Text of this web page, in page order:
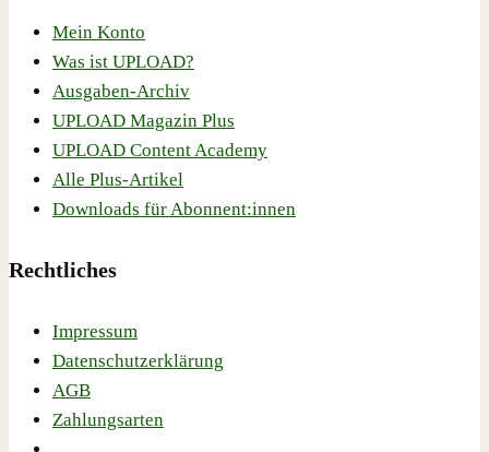
Mein Konto
Was ist UPLOAD?
Ausgaben-Archiv
UPLOAD Magazin Plus
UPLOAD Content Academy
Alle Plus-Artikel
Downloads für Abonnent:innen
Rechtliches
Impressum
Datenschutzerklärung
AGB
Zahlungsarten